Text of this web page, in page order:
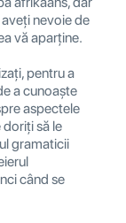
nevoie de
vă aparține.
pentru a
a cunoaște
aspectele
doriți să le
gramaticii
când se